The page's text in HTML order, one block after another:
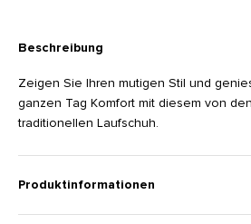
Beschreibung
Zeigen Sie Ihren mutigen Stil und
ganzen Tag Komfort mit diesem von
traditionellen Laufschuh.
Produktinformationen